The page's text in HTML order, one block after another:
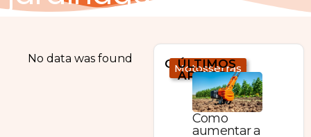
No data was found CATEGORIAS
Motosserras
ÚLTIMOS
ARTIGOS:
Como
aumentar a